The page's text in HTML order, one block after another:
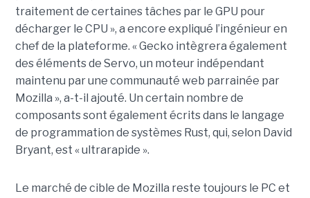
traitement de certaines tâches par le GPU pour
décharger le CPU », a encore expliqué l’ingénieur en
chef de la plateforme. « Gecko intègrera également
des éléments de Servo, un moteur indépendant
maintenu par une communauté web parrainée par
Mozilla », a-t-il ajouté. Un certain nombre de
composants sont également écrits dans le langage
de programmation de systèmes Rust, qui, selon David
Bryant, est « ultrarapide ».
Le marché de cible de Mozilla reste toujours le PC et